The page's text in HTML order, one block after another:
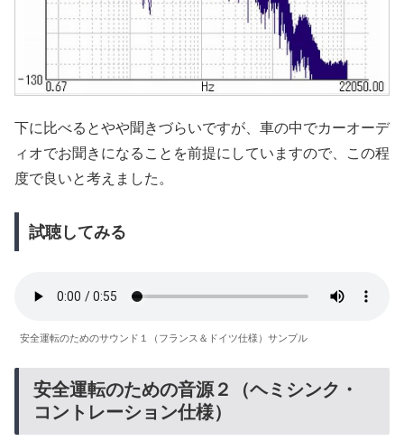
下に比べるとやや聞きづらいですが、車の中でカーオーデ
ィオでお聞きになることを前提にしていますので、この程
度で良いと考えました。
試聴してみる
安全運転のためのサウンド１（フランス＆ドイツ仕様）サンプル
安全運転のための音源２（ヘミシンク・
コントレーション仕様）